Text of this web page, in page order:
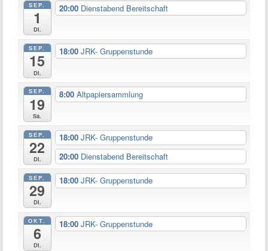
SEP.
1
Di.
20:00 Dienstabend Bereitschaft
SEP.
15
Di.
18:00 JRK- Gruppenstunde
SEP.
19
Sa.
8:00 Altpapiersammlung
SEP.
22
Di.
18:00 JRK- Gruppenstunde
20:00 Dienstabend Bereitschaft
SEP.
29
Di.
18:00 JRK- Gruppenstunde
OKT.
6
Di.
18:00 JRK- Gruppenstunde